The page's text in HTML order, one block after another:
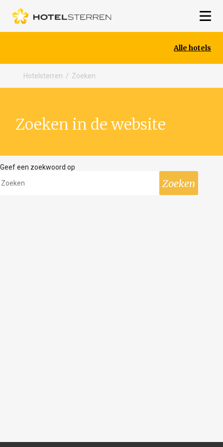
Alle hotels
Hotelsterren / Zoeken
Zoeken in de website
Geef een zoekwoord op
Zoeken